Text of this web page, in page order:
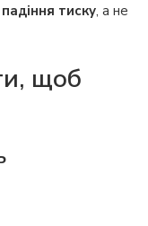
тиску, а не
щоб